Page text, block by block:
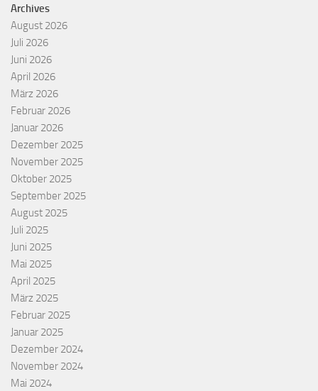
Archives
August 2026
Juli 2026
Juni 2026
April 2026
März 2026
Februar 2026
Januar 2026
Dezember 2025
November 2025
Oktober 2025
September 2025
August 2025
Juli 2025
Juni 2025
Mai 2025
April 2025
März 2025
Februar 2025
Januar 2025
Dezember 2024
November 2024
Mai 2024